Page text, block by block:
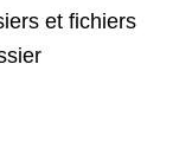
et fichiers